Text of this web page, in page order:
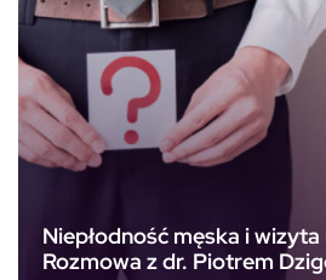
Niepłodność męska i
Rozmowa z dr. Piotrem